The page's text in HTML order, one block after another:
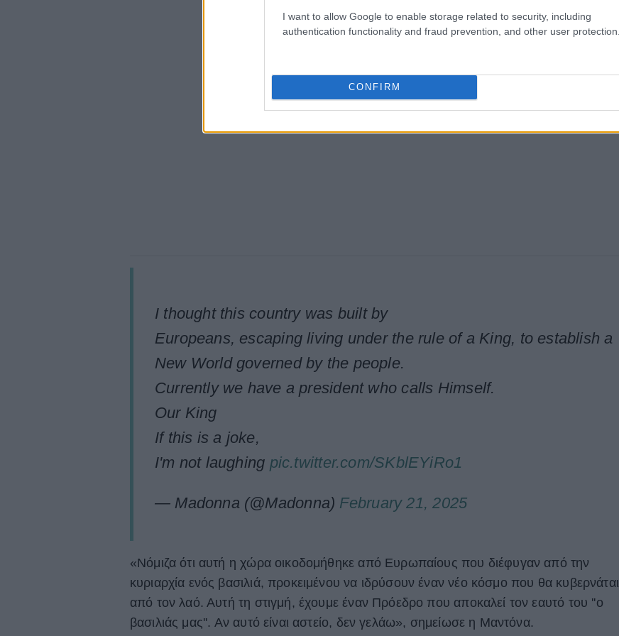
I want to allow Google to enable storage related to security, including
authentication functionality and fraud prevention, and other user protection.
CONFIRM
I thought this country was built by
Europeans, escaping living under the rule of a King, to establish a
New World governed by the people.
Currently we have a president who calls Himself.
Our King
If this is a joke,
I'm not laughing pic.twitter.com/SKblEYiRo1
— Madonna (@Madonna) February 21, 2025
«Νόμιζα ότι αυτή η χώρα οικοδομήθηκε από Ευρωπαίους που διέφυγαν από την
κυριαρχία ενός βασιλιά, προκειμένου να ιδρύσουν έναν νέο κόσμο που θα κυβερνάται
από τον λαό. Αυτή τη στιγμή, έχουμε έναν Πρόεδρο που αποκαλεί τον εαυτό του ''ο
βασιλιάς μας''. Αν αυτό είναι αστείο, δεν γελάω», σημείωσε η Μαντόνα.